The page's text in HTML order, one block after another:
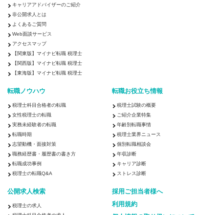
キャリアアドバイザーのご紹介
非公開求人とは
よくあるご質問
Web面談サービス
アクセスマップ
【関東版】マイナビ転職 税理士
【関西版】マイナビ転職 税理士
【東海版】マイナビ転職 税理士
転職ノウハウ
税理士科目合格者の転職
女性税理士の転職
実務未経験者の転職
転職時期
志望動機・面接対策
職務経歴書・履歴書の書き方
転職成功事例
税理士の転職Q&A
転職お役立ち情報
税理士試験の概要
ご紹介企業特集
年齢別転職事情
税理士業界ニュース
個別転職相談会
年収診断
キャリア診断
ストレス診断
公開求人検索
税理士の求人
採用ご担当者様へ
利用規約